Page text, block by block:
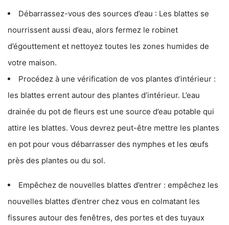
Débarrassez-vous des sources d’eau : Les blattes se
nourrissent aussi d’eau, alors fermez le robinet
d’égouttement et nettoyez toutes les zones humides de
votre maison.
Procédez à une vérification de vos plantes d’intérieur :
les blattes errent autour des plantes d’intérieur. L’eau
drainée du pot de fleurs est une source d’eau potable qui
attire les blattes. Vous devrez peut-être mettre les plantes
en pot pour vous débarrasser des nymphes et les œufs
près des plantes ou du sol.
Empêchez de nouvelles blattes d’entrer : empêchez les
nouvelles blattes d’entrer chez vous en colmatant les
fissures autour des fenêtres, des portes et des tuyaux